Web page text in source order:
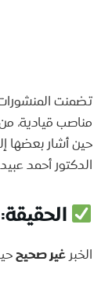
تضمنت
مناصب قيادية،
حين أشار بعضها
الدكتور أحمد
الحقيقة:
الخبرغير صحيح